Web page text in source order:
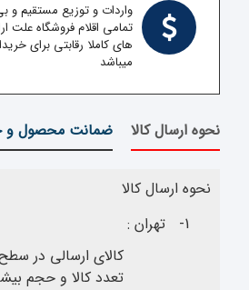
واردات و توزیع مستقیم و
تمامی اقلام فروشگاه علت
های کاملا رقابتی برای
میباشد
نحوه ارسال کالا ضمانت محصول و
نحوه ارسال کالا
1-
تهران :
تعدد کالا و حجم